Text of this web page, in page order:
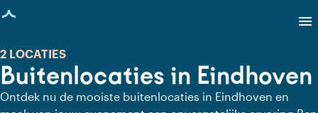
geladen
menu
Buitenlocaties in Eindhoven
2 LOCATIES
Ontdek nu de mooiste buitenlocaties in Eindhoven en